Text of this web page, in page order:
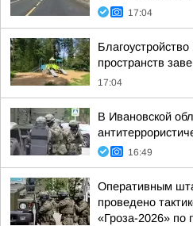
17:04
пространств
17:04
В Ивановской
16:49
Оперативным
проведено
«Гроза-2026» по